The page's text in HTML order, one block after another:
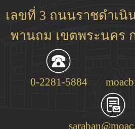
เลขที่ 3 ถนนราชดำเ
พานถม เขตพระนคร ก
0-2281-5884